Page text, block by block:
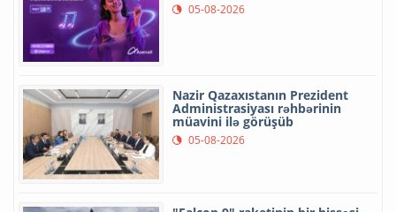
05-08-2026
Nazir Qazaxıstanın Prezident
Administrasiyası rəhbərinin
müavini ilə görüşüb
05-08-2026